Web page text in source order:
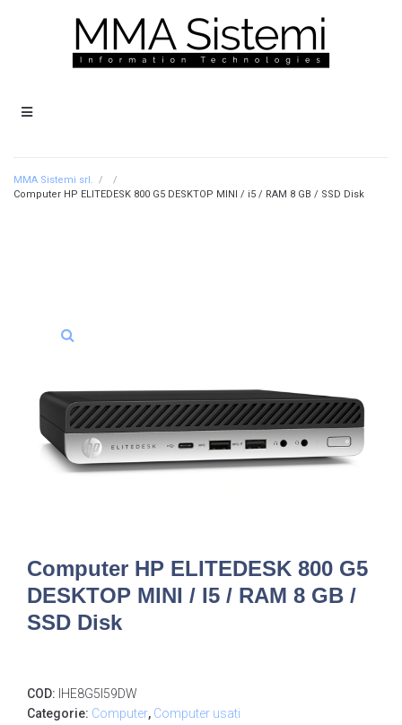
MMA Sistemi srl. /
/
Computer HP ELITEDESK 800 G5 DESKTOP MINI / i5 / RAM 8 GB / SSD Disk
Computer HP ELITEDESK 800 G5
DESKTOP MINI / I5 / RAM 8 GB /
SSD Disk
COD: IHE8G5I59DW
Categorie: Computer, Computer usati